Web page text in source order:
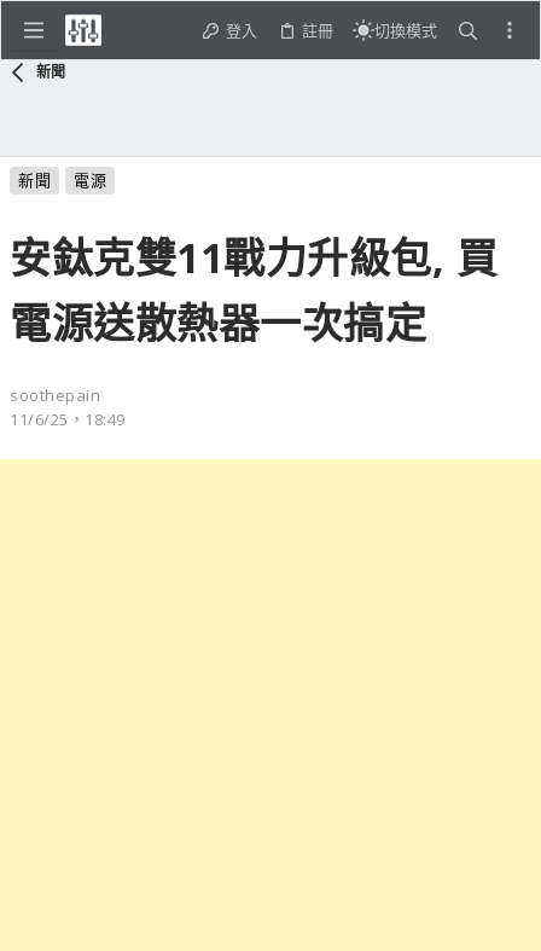
登入 註冊 切換模式
新聞
新聞 電源
安鈦克雙11戰力升級包, 買
電源送散熱器一次搞定
soothepain
11/6/25，18:49